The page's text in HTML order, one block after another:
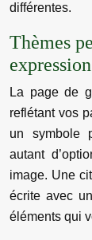
différentes.
Thèmes
La page de
reflétant vos
un symbole
autant
image. Une
écrite avec
éléments qui